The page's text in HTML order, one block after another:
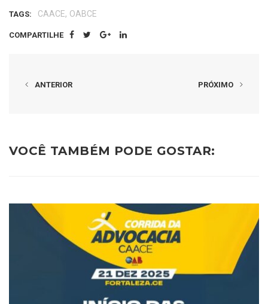
TAGS: CAACE, OABCE
COMPARTILHE
ANTERIOR PRÓXIMO
VOCÊ TAMBÉM PODE GOSTAR: